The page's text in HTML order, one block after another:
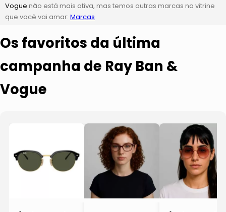
Vogue não está mais ativa, mas temos outras marcas na vitrine
que você vai amar: Marcas
Os favoritos da última
campanha de Ray Ban &
Vogue